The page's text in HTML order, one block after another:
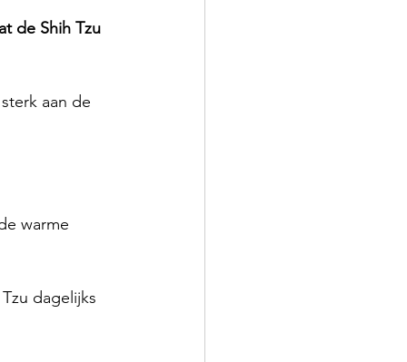
de Shih Tzu
aan de
warme
dagelijks